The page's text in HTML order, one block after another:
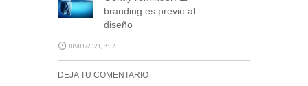
branding es previo al
diseño
08/01/2021, 8:02
DEJA TU COMENTARIO